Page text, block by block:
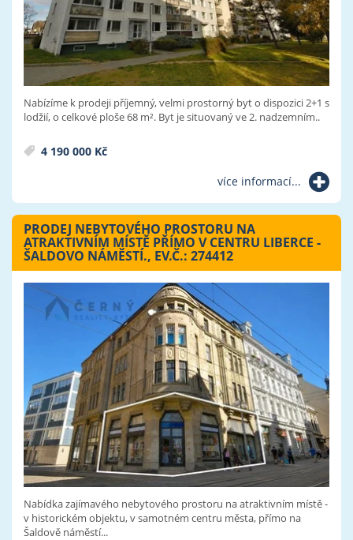
Nabízíme k prodeji příjemný, velmi prostorný byt o dispozici 2+1 s
lodžií, o celkové ploše 68 m². Byt je situovaný ve 2. nadzemním..
4 190 000 Kč
více informací...
PRODEJ NEBYTOVÉHO PROSTORU NA
ATRAKTIVNÍM MÍSTĚ PŘÍMO V CENTRU LIBERCE -
ŠALDOVO NÁMĚSTÍ., EV.Č.: 274412
Nabídka zajímavého nebytového prostoru na atraktivním místě -
v historickém objektu, v samotném centru města, přímo na
Šaldově náměstí...